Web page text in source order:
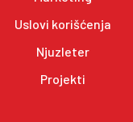
Uslovi korišćenja
Njuzleter
Projekti